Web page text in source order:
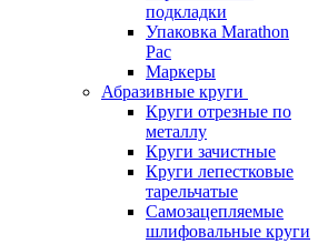
подкладки
Упаковка Marathon
Pac
Маркеры
Абразивные круги
Круги отрезные по
металлу
Круги зачистные
Круги лепестковые
тарельчатые
Самозацепляемые
шлифовальные круги